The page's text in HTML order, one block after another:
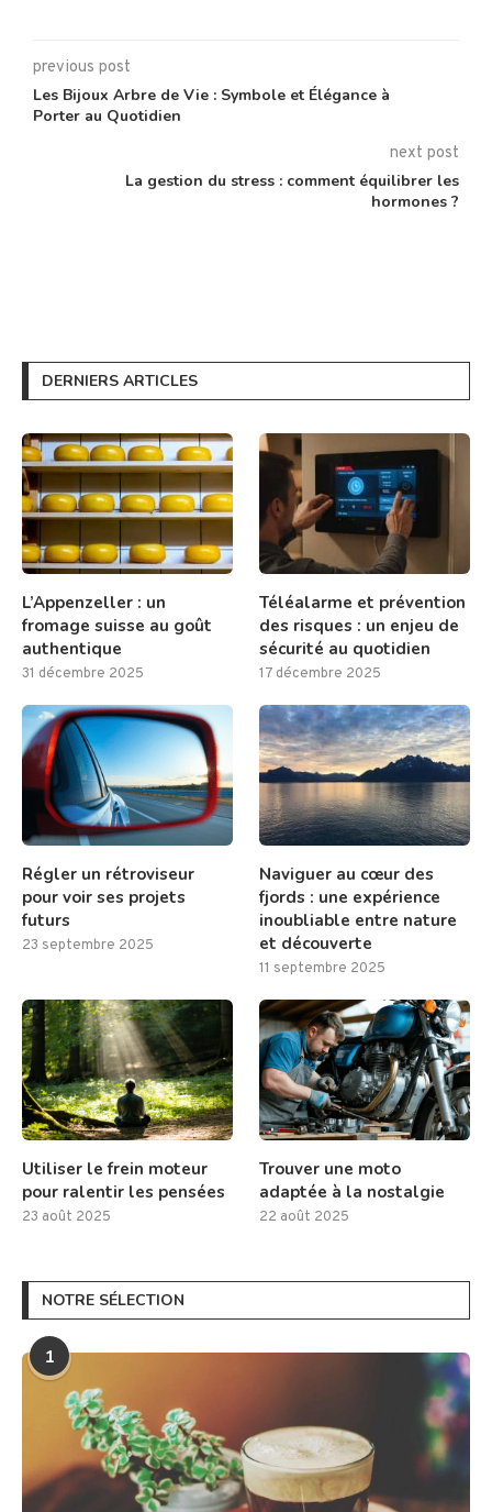
previous post
Les Bijoux Arbre de Vie : Symbole et Élégance à
Porter au Quotidien
next post
La gestion du stress : comment équilibrer les
hormones ?
DERNIERS ARTICLES
L’Appenzeller : un
fromage suisse au goût
authentique
31 décembre 2025
Téléalarme et prévention
des risques : un enjeu de
sécurité au quotidien
17 décembre 2025
Régler un rétroviseur
pour voir ses projets
futurs
23 septembre 2025
Naviguer au cœur des
fjords : une expérience
inoubliable entre nature
et découverte
11 septembre 2025
Utiliser le frein moteur
pour ralentir les pensées
23 août 2025
Trouver une moto
adaptée à la nostalgie
22 août 2025
NOTRE SÉLECTION
1